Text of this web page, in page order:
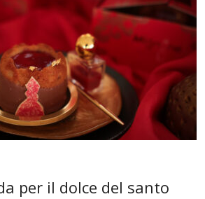
per il dolce del santo